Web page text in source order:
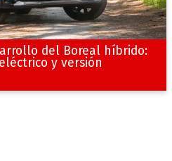
del Boreal híbrido:
y versión